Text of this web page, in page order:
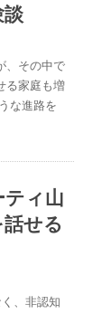
談
、その中で
る家庭も増
な進路を
ティ山
せる
、非認知